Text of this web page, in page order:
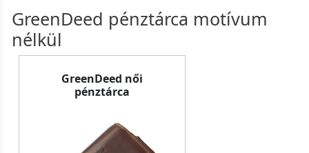
GreenDeed pénztárca motívum
nélkül
GreenDeed női
pénztárca